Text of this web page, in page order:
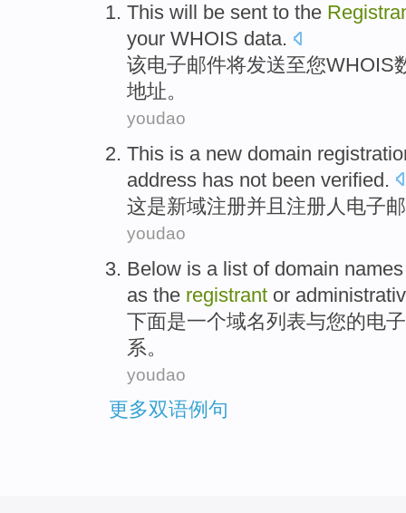
This will be sent to the
your WHOIS data.
该电子邮件将发送至您WHOIS
地址。
youdao
This is a new domain
address has not been verified.
这是新域注册并且 注册人 电子
youdao
Below is a list of domain names
as the registrant or
下面是一个域名列表与您的电
系。
youdao
更多双语例句